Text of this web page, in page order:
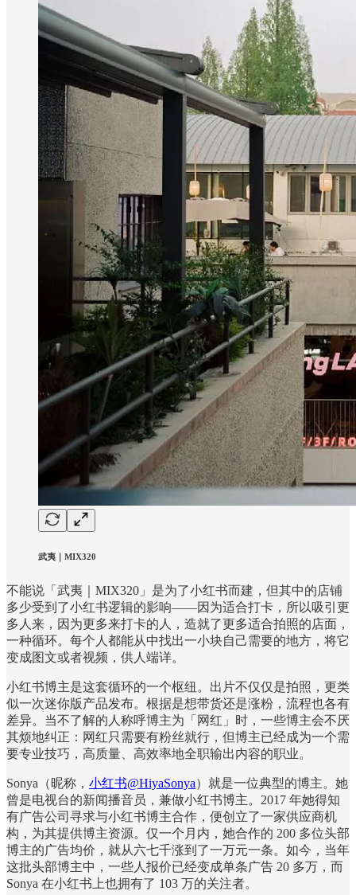
武夷｜MIX320
不能说「武夷｜MIX320」是为了小红书而建，但其中的店铺
多少受到了小红书逻辑的影响——因为适合打卡，所以吸引更
多人来，因为更多来打卡的人，造就了更多适合拍照的店面，
一种循环。每个人都能从中找出一小块自己需要的地方，将它
变成图文或者视频，供人端详。
小红书博主是这套循环的一个枢纽。出片不仅仅是拍照，更类
似一次迷你版产品发布。根据是想带货还是涨粉，流程也各有
差异。当不了解的人称呼博主为「网红」时，一些博主会不厌
其烦地纠正：网红只需要有粉丝就行，但博主已经成为一个需
要专业技巧，高质量、高效率地全职输出内容的职业。
Sonya（昵称， 小红书@HiyaSonya）就是一位典型的博主。她
曾是电视台的新闻播音员，兼做小红书博主。2017 年她得知
有广告公司寻求与小红书博主合作，便创立了一家供应商机
构，为其提供博主资源。仅一个月内，她合作的 200 多位头部
博主的广告均价，就从六七千涨到了一万元一条。如今，当年
这批头部博主中，一些人报价已经变成单条广告 20 多万，而
Sonya 在小红书上也拥有了 103 万的关注者。